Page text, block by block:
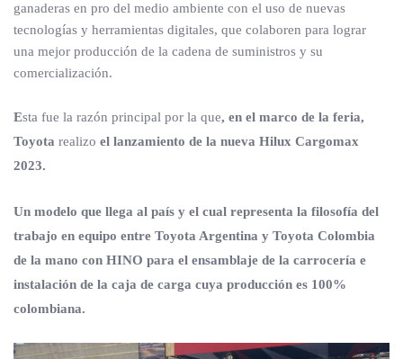
ganaderas en pro del medio ambiente con el uso de nuevas
tecnologías y herramientas digitales, que colaboren para lograr
una mejor producción de la cadena de suministros y su
comercialización.
Esta fue la razón principal por la que, en el marco de la feria,
Toyota realizo el lanzamiento de la nueva Hilux Cargomax
2023.
Un modelo que llega al país y el cual representa la filosofía del
trabajo en equipo entre Toyota Argentina y Toyota Colombia
de la mano con HINO para el ensamblaje de la carrocería e
instalación de la caja de carga cuya producción es 100%
colombiana.